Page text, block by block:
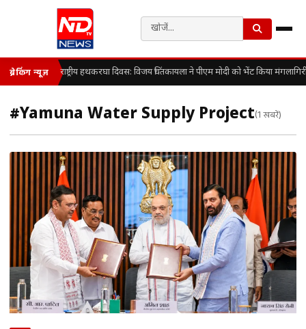
ब्रेकिंग न्यूज़ राष्ट्रीय हथकरघा दिवस: विजय चिंतकायला ने पीएम मोदी को भेंट किया
#Yamuna Water Supply Project(1 खबरें)